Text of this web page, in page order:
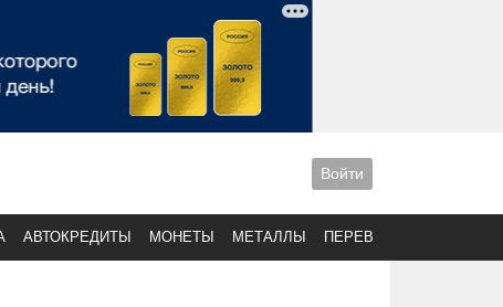
Войти
АВТОКРЕДИТЫ МОНЕТЫ МЕТАЛЛЫ ПЕРЕВОДЫ